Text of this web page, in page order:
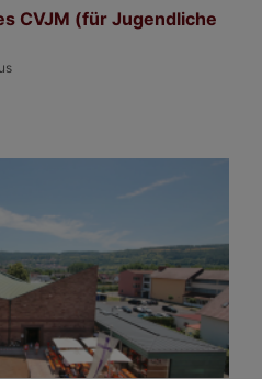
CVJM (für Jugendliche